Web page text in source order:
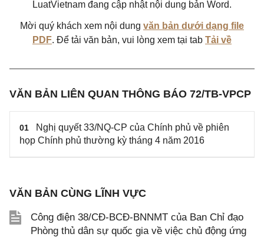
LuatVietnam đang cập nhật nội dung bản Word.
Mời quý khách xem nội dung văn bản dưới dạng file
PDF. Để tải văn bản, vui lòng xem tại tab Tải về
VĂN BẢN LIÊN QUAN THÔNG BÁO 72/TB-VPCP
01
Nghị quyết 33/NQ-CP của Chính phủ về phiên
họp Chính phủ thường kỳ tháng 4 năm 2016
VĂN BẢN CÙNG LĨNH VỰC
Công điện 38/CĐ-BCĐ-BNNMT của Ban Chỉ đạo
Phòng thủ dân sự quốc gia về việc chủ động ứng